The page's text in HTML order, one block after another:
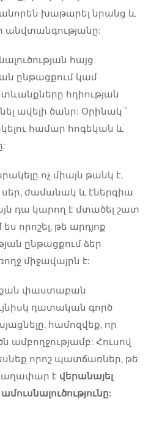
խաթարել նրանց և
անվտանգությանը:
հայց
ընթացքում կամ
հղիության
ավելի ծանր: Օրինակ ՝
համար հոգեկան և
ոչ միայն թանկ է,
սեր, ժամանակ և էներգիա
դա կարող է մտածել շատ
որոշել, թե արդյոք
ընթացքում ձեր
միջավայրն է:
փաստաբան
դատական ​​գործ
համոզվեք, որ
ամբողջությամբ: Հուսով
որոշ պատճառներ, թե
է վերանայել